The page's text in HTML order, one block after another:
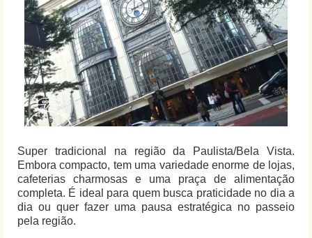
Super tradicional na região da Paulista/Bela Vista.
Embora compacto, tem uma variedade enorme de lojas,
cafeterias charmosas e uma praça de alimentação
completa. É ideal para quem busca praticidade no dia a
dia ou quer fazer uma pausa estratégica no passeio
pela região.